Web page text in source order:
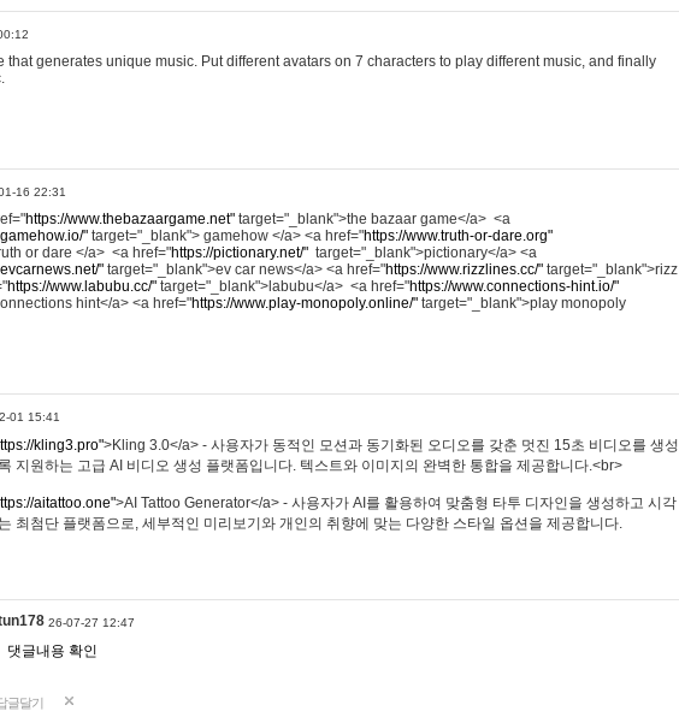
that generates unique music. Put different avatars on 7 characters to play different music, and finally
16 22:31
https://www.thebazaargame.net" target="_blank">the bazaar game</a> <a
" target="_blank"> gamehow </a> <a href="https://www.truth-or-dare.org"
or dare </a> <a href="https://pictionary.net/" target="_blank">pictionary</a> <a
" target="_blank">ev car news</a> <a href="https://www.rizzlines.cc/" target="_blank">rizz
https://www.labubu.cc/" target="_blank">labubu</a> <a href="https://www.connections-hint.io/"
hint</a> <a href="https://www.play-monopoly.online/" target="_blank">play monopoly
01 15:41
kling3.pro">Kling 3.0</a> - 사용자가 동적인 모션과 동기화된 오디오를 갖춘 멋진 15초 비디오를 생성
지원하는 고급 AI 비디오 생성 플랫폼입니다. 텍스트와 이미지의 완벽한 통합을 제공합니다.<br>
aitattoo.one">AI Tattoo Generator</a> - 사용자가 AI를 활용하여 맞춤형 타투 디자인을 생성하고 시각
최첨단 플랫폼으로, 세부적인 미리보기와 개인의 취향에 맞는 다양한 스타일 옵션을 제공합니다.
26-07-27 12:47
댓글내용 확인
글달기